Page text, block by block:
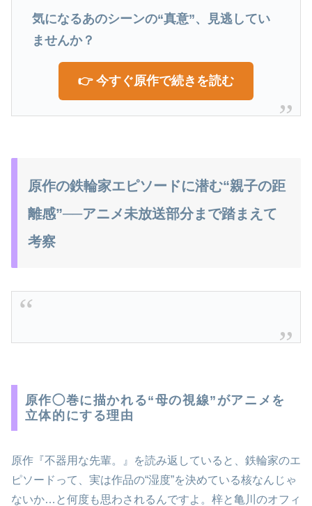
気になるあのシーンの“真意”、見逃してい
ませんか？
👉 今すぐ原作で続きを読む
原作の鉄輪家エピソードに潜む“親子の距
離感”──アニメ未放送部分まで踏まえて
考察
原作◯巻に描かれる“母の視線”がアニメを
立体的にする理由
原作『不器用な先輩。』を読み返していると、鉄輪家のエ
ピソードって、実は作品の“湿度”を決めている核なんじゃ
ないか…と何度も思わされるんですよ。梓と亀川のオフィ